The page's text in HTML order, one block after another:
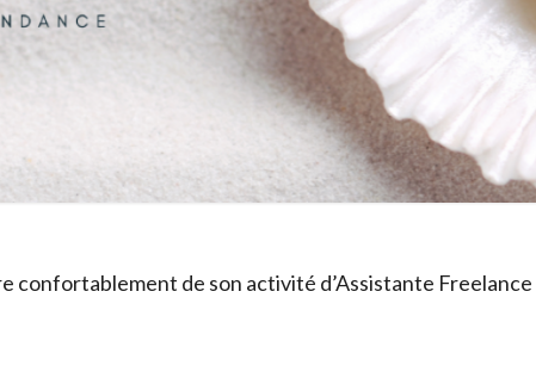
confortablement de son activité d’Assistante Freelance